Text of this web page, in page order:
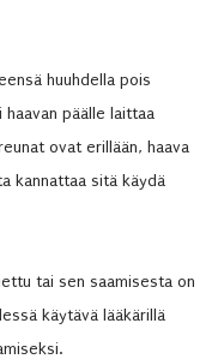
huuhdella pois
haavan päälle laittaa
ovat erillään, haava
kannattaa sitä käydä
tai sen saamisesta on
käytävä lääkärillä